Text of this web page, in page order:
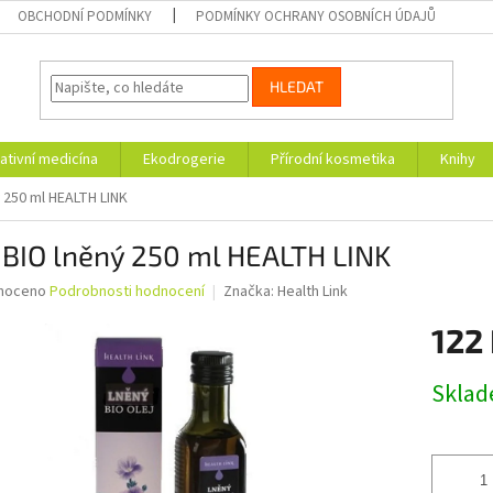
OBCHODNÍ PODMÍNKY PODMÍNKY OCHRANY OSOBNÍCH ÚDAJŮ
HLEDAT
medicína Ekodrogerie Přírodní kosmetika Knihy
ml HEALTH LINK
lněný 250 ml HEALTH LINK
Podrobnosti hodnocení Značka: Health Link
122
cena: